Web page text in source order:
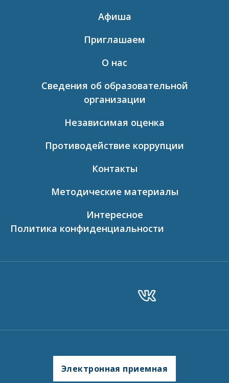
Афиша
Приглашаем
О нас
Сведения об образовательной
организации
Независимая оценка
Противодействие коррупции
Контакты
Методические материалы
Интересное
Политика конфиденциальности
Электронная приемная